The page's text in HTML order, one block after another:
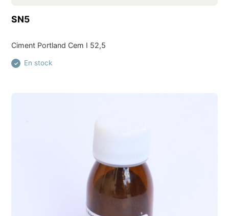
SN5
Ciment Portland Cem I 52,5
✓ En stock